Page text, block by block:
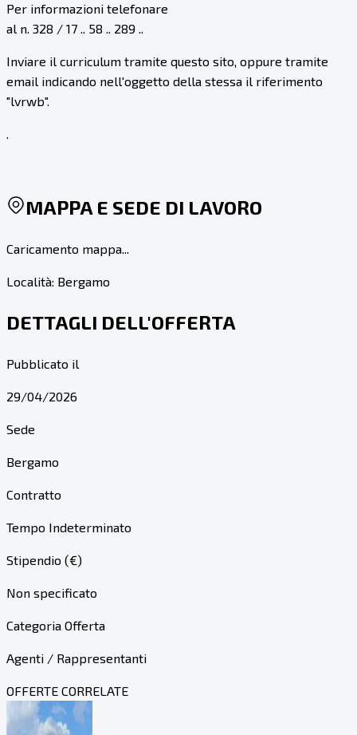
Per informazioni telefonare
al n. 328 / 17 .. 58 .. 289 ..
Inviare il curriculum tramite questo sito, oppure tramite
email indicando nell'oggetto della stessa il riferimento
"lvrwb".
.
MAPPA E SEDE DI LAVORO
Caricamento mappa...
Località: Bergamo
DETTAGLI DELL'OFFERTA
Pubblicato il
29/04/2026
Sede
Bergamo
Contratto
Tempo Indeterminato
Stipendio (€)
Non specificato
Categoria Offerta
Agenti / Rappresentanti
OFFERTE CORRELATE